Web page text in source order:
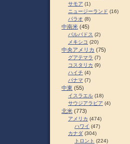
サモア (1)
ニュージーランド (16)
パラオ (8)
中南米 (45)
バルバドス (2)
メキシコ (20)
中央アメリカ (75)
グアテマラ (7)
コスタリカ (9)
ハイチ (4)
パナマ (7)
中東 (55)
イスラエル (18)
サウジアラビア (4)
北米 (773)
アメリカ (474)
ハワイ (47)
カナダ (304)
トロント (224)